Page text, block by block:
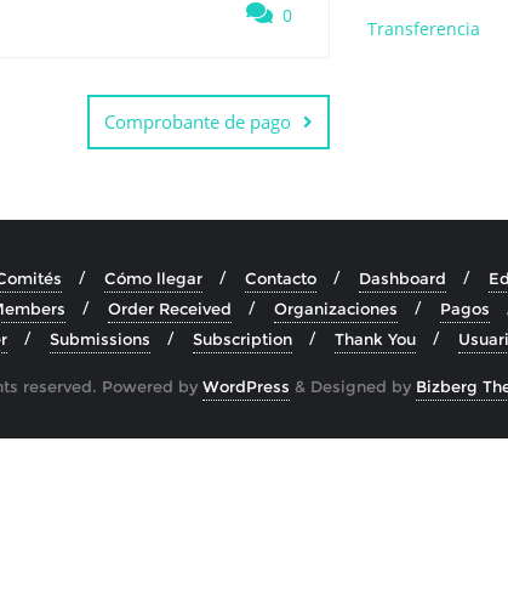
0
Comprobante de pago
Transferencia
Cómo llegar Contacto Dashboard
Order Received Organizaciones Pagos
Submissions Subscription Thank You
reserved. Powered by WordPress & Designed by Bizberg